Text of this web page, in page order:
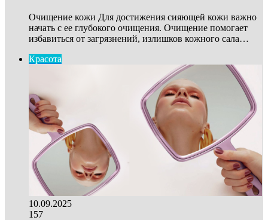
Очищение кожи Для достижения сияющей кожи важно
начать с ее глубокого очищения. Очищение помогает
избавиться от загрязнений, излишков кожного сала…
Красота
10.09.2025
157